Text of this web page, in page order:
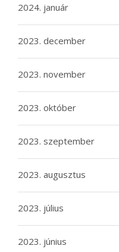
2024. január
2023. december
2023. november
2023. október
2023. szeptember
2023. augusztus
2023. július
2023. június